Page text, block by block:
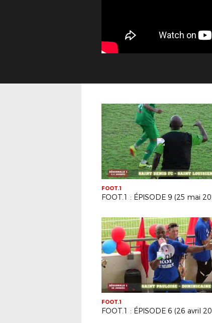
FOOT.1
FOOT.1 : ÉPISODE 9 (25 mai
FOOT.1
FOOT.1 : ÉPISODE 6 (26 avril